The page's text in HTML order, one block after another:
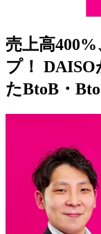
売上高
プ！ DAISO
たBtoB・